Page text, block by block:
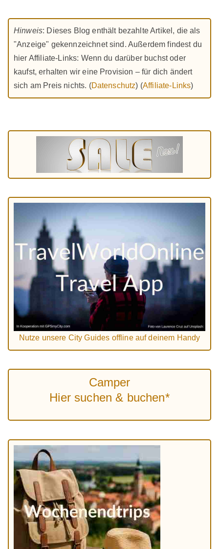
Hinweis: Dieses Blog enthält bezahlte Artikel, die als
"Anzeige" gekennzeichnet sind. Außerdem findest du
hier Affiliate-Links: Wenn du darüber buchst oder
kaufst, erhalten wir eine Provision – für dich ändert
sich am Preis nichts. (Datenschutz) (Affiliate-Links)
Nutze unsere City Guides offline auf deinem Handy
Camper
Hier suchen & buchen*